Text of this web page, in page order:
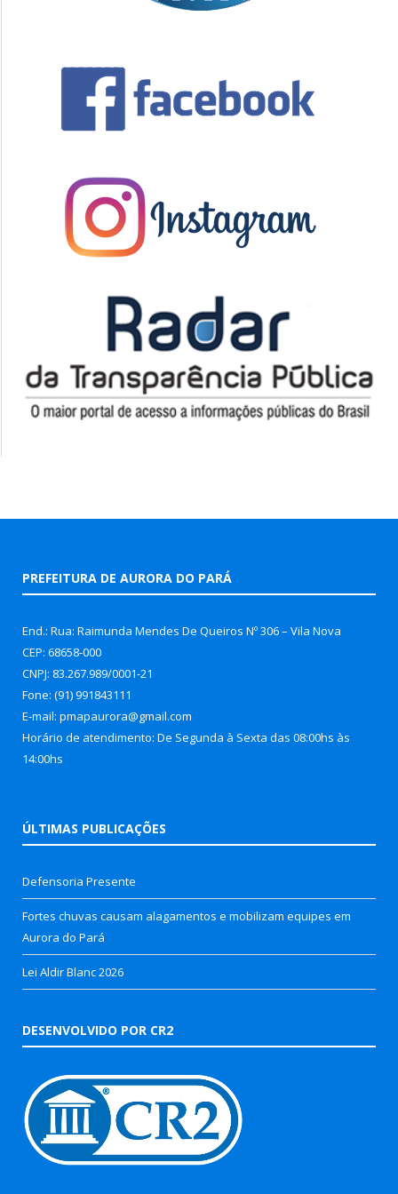
PREFEITURA DE AURORA DO PARÁ
End.: Rua: Raimunda Mendes De Queiros Nº 306 – Vila Nova
CEP: 68658-000
CNPJ: 83.267.989/0001-21
Fone: (91) 991843111
E-mail: pmapaurora@gmail.com
Horário de atendimento: De Segunda à Sexta das 08:00hs às
14:00hs
ÚLTIMAS PUBLICAÇÕES
Defensoria Presente
Fortes chuvas causam alagamentos e mobilizam equipes em
Aurora do Pará
Lei Aldir Blanc 2026
DESENVOLVIDO POR CR2